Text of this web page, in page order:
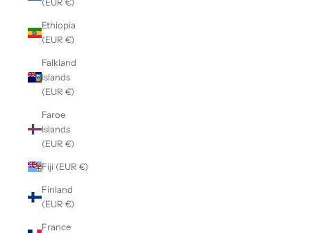
Ethiopia
(EUR €)
Falkland
Islands
(EUR €)
Faroe
Islands
(EUR €)
Fiji (EUR €)
Finland
(EUR €)
France